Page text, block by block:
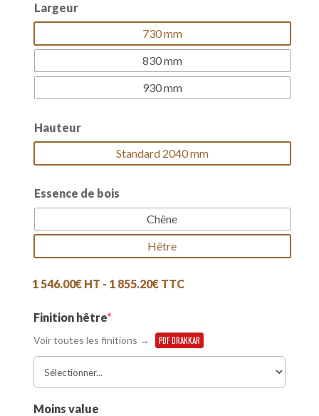
Largeur
730 mm
830 mm
930 mm
Hauteur
Standard 2040 mm
Essence de bois
Chêne
Hêtre
1 546.00€ HT - 1 855.20€TTC
Finition hêtre*(required)
Voir toutes les finitions → PDF DRAKKAR
Moins value